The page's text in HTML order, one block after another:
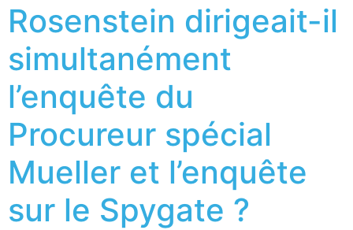
Rosenstein dirigeait-il
simultanément
l’enquête du
Procureur spécial
Mueller et l’enquête
sur le Spygate ?